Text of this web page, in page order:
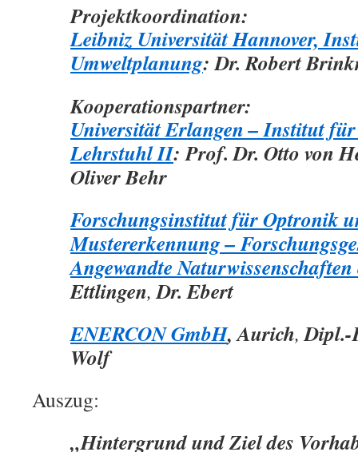
Projektkoordination:
Leibniz Universität Hannover,
Umweltplanung: Dr. Robert
Kooperationspartner:
Universität Erlangen – Institut
Lehrstuhl II: Prof. Dr. Otto von
Oliver Behr
Forschungsinstitut für Optronik
Mustererkennung –
Angewandte
Ettlingen,Dr. Ebert
ENERCON GmbH, Aurich,Dipl.-
Wolf
Auszug:
„Hintergrund und Ziel des